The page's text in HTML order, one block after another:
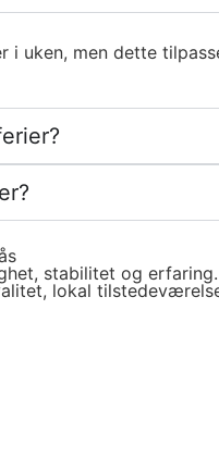
i uken, men dette
stabilitet og
lokal